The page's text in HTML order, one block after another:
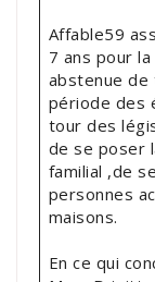
Affable59
7 ans pour
abstenue de
période des
tour des
de se poser
familial ,de
personnes
maisons.
En ce qui